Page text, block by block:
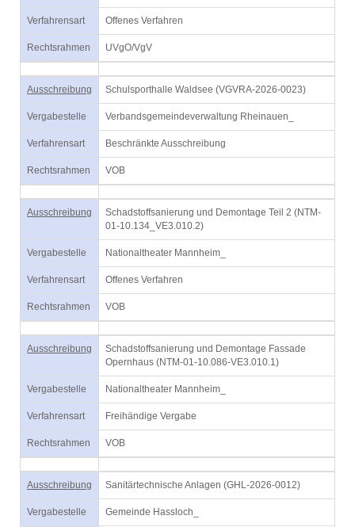
Verfahrensart Offenes Verfahren
Rechtsrahmen UVgO/VgV
Ausschreibung Schulsporthalle Waldsee (VGVRA-2026-0023)
Vergabestelle Verbandsgemeindeverwaltung Rheinauen_
Verfahrensart Beschränkte Ausschreibung
Rechtsrahmen VOB
Ausschreibung
Schadstoffsanierung und Demontage Teil 2 (NTM-
01-10.134_VE3.010.2)
Vergabestelle Nationaltheater Mannheim_
Verfahrensart Offenes Verfahren
Rechtsrahmen VOB
Ausschreibung
Schadstoffsanierung und Demontage Fassade
Opernhaus (NTM-01-10.086-VE3.010.1)
Vergabestelle Nationaltheater Mannheim_
Verfahrensart Freihändige Vergabe
Rechtsrahmen VOB
Ausschreibung Sanitärtechnische Anlagen (GHL-2026-0012)
Vergabestelle Gemeinde Hassloch_